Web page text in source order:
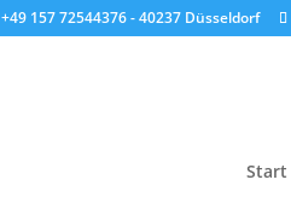
+49 157 72544376 - 40237 Düsseldorf
Start